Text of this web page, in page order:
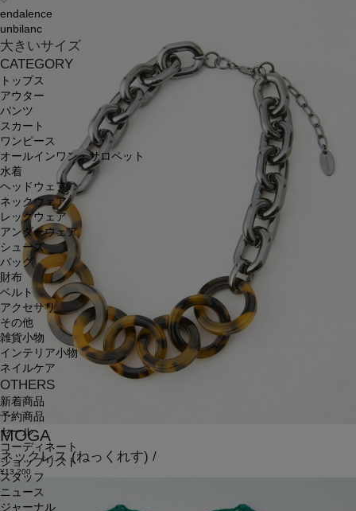
endalence
unbilanc
大きいサイズ
CATEGORY
トップス
アウター
パンツ
スカート
ワンピース
オールインワン・サロペット
水着
ヘッドウェア
ネックウェア
レッグウェア
アンダーウェア
シューズ
バッグ
財布
ベルト
アクセサリ
その他
雑貨小物
インテリア小物
ネイルケア
OTHERS
新着商品
予約商品
セール
コーディネート
ショップリスト
スタッフ
ニュース
ジャーナル
MOGA
ネックレス(ねっくれす) /
¥13,200